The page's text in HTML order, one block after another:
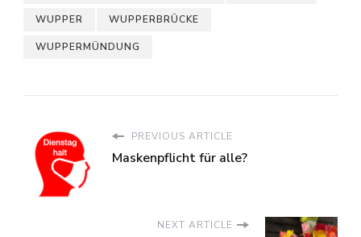
WUPPER WUPPERBRÜCKE
WUPPERMÜNDUNG
PREVIOUS ARTICLE
Maskenpflicht für alle?
NEXT ARTICLE